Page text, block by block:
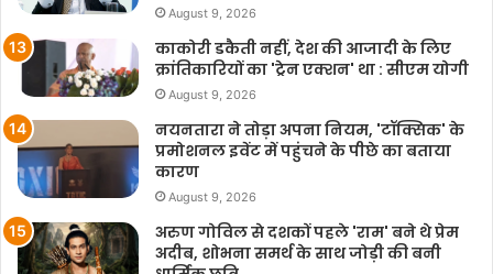
August 9, 2026
काकोरी डकैती नहीं, देश की आजादी के लिए
क्रांतिकारियों का 'ट्रेन एक्शन' था : सीएम योगी
August 9, 2026
नयनतारा ने तोड़ा अपना नियम, 'टॉक्सिक' के
प्रमोशनल इवेंट में पहुंचने के पीछे का बताया
कारण
August 9, 2026
अरुण गोविल से दशकों पहले 'राम' बने थे प्रेम
अदीब, शोभना समर्थ के साथ जोड़ी की बनी